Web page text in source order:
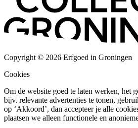
Copyright © 2026 Erfgoed in Groningen
Cookies
Om de website goed te laten werken, het
bijv. relevante advertenties te tonen,
op ‘Akkoord’, dan accepteer je alle
plaatsen we alleen functionele en